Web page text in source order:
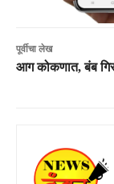
पूर्वीचा लेख
आग कोकणात, बंब